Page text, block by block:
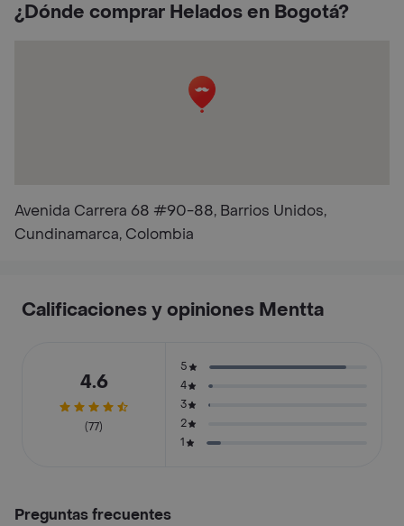
¿Dónde comprar Helados en Bogotá?
Avenida Carrera 68 #90-88, Barrios Unidos,
Cundinamarca, Colombia
Calificaciones y opiniones Mentta
4.6
(77)
5
4
3
2
1
Preguntas frecuentes